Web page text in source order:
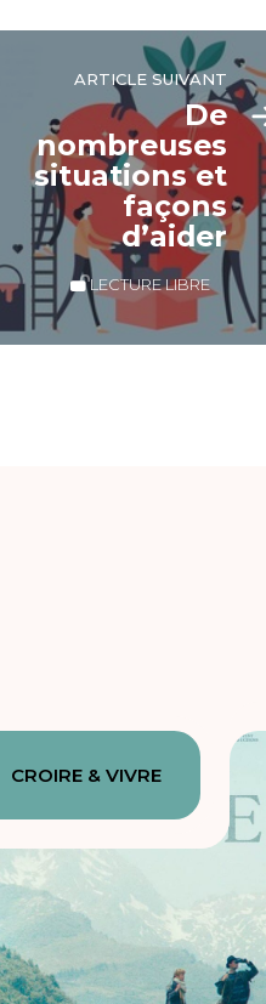
ARTICLE SUIVANT
De
nombreuses
situations et
façons
d’aider
LECTURE LIBRE
CROIRE & VIVRE